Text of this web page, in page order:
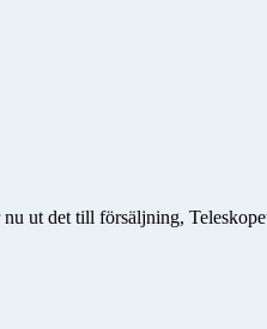
ut det till försäljning,